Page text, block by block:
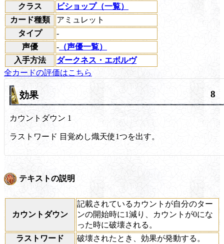
クラス
ビショップ（一覧）
カード種類
アミュレット
タイプ
-
声優
- （声優一覧）
入手方法
ダークネス・エボルヴ
全カードの評価はこちら
効果 8
カウントダウン 1
ラストワード 目覚めし熾天使1つを出す。
テキストの説明
カウントダウン
記載されているカウントが自分のター
ンの開始時に1減り、カウントが0にな
った時に破壊される。
ラストワード
破壊されたとき、効果が発動する。